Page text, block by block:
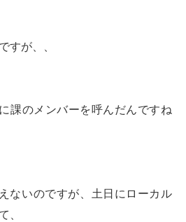
すが、、
課のメンバーを呼んだんですね
ないのですが、土日にローカル
、